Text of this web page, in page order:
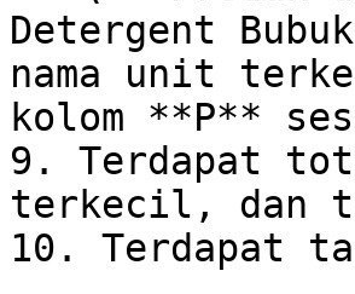
Detergent
nama unit
kolom **P**
9. Terdapat
terkecil, dan
10. Terdapat